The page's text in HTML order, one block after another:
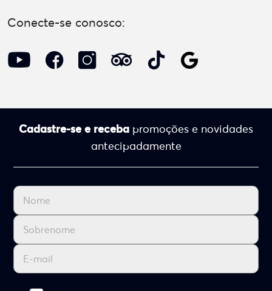
Conecte-se conosco:
Cadastre-se e receba promoções e novidades
antecipadamente